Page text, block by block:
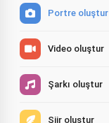
Portre oluştur
Video oluştur
Şarkı oluştur
Şiir oluştur